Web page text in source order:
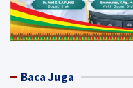
Baca Juga